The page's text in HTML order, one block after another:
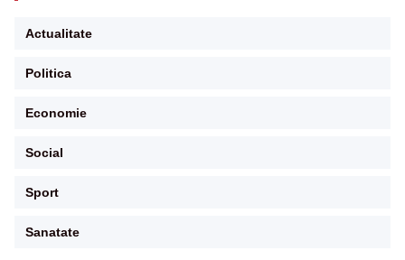
Actualitate
Politica
Economie
Social
Sport
Sanatate